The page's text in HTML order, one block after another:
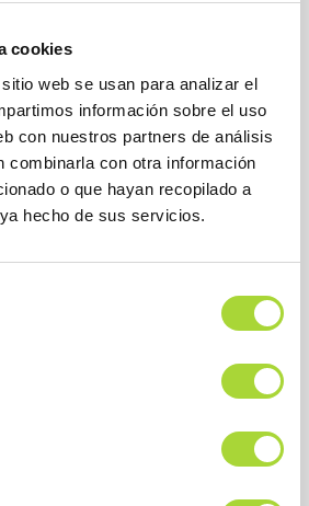
cookies
web se usan para analizar el
información sobre el uso
con nuestros partners de análisis
combinarla con otra información
o que hayan recopilado a
hecho de sus servicios.